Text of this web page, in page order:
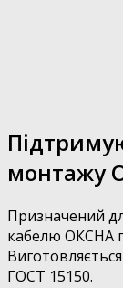
монтажу
Призначений
кабелю ОКСНА
ГОСТ 15150.